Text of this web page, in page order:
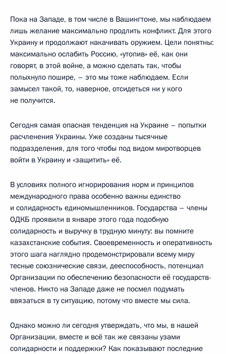
Пока на Западе, в том числе в Вашингтоне, мы наблюдаем
лишь желание максимально продлить конфликт. Для этого
Украину и продолжают накачивать оружием. Цели понятны:
максимально ослабить Россию, «утопив» её, как они
говорят, в этой войне, а можно сделать так, чтобы
полыхнуло пошире, – это мы тоже наблюдаем. Если
замысел такой, то, наверное, отсидеться ни у кого
не получится.
Сегодня самая опасная тенденция на Украине – попытки
расчленения Украины. Уже созданы тысячные
подразделения, для того чтобы под видом миротворцев
войти в Украину и «защитить» её.
В условиях полного игнорирования норм и принципов
международного права особенно важны единство
и солидарность единомышленников. Государства – члены
ОДКБ проявили в январе этого года подобную
солидарность и выручку в трудную минуту: вы помните
казахстанские события. Своевременность и оперативность
этого шага наглядно продемонстрировали всему миру
тесные союзнические связи, дееспособность, потенциал
Организации по обеспечению безопасности её государств-
членов. Никто на Западе даже не посмел подумать
ввязаться в ту ситуацию, потому что вместе мы сила.
Однако можно ли сегодня утверждать, что мы, в нашей
Организации, вместе и всё так же связаны узами
солидарности и поддержки? Как показывают последние